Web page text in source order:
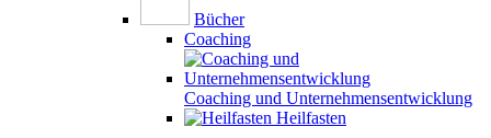
Bücher
Coaching
Coaching und Unternehmensentwicklung
Heilfasten